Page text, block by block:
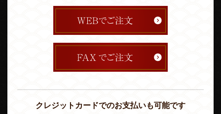
クレジットカードでのお支払いも可能です